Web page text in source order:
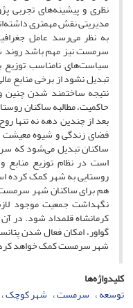
نظری و پیشینه‌های تجربی
مدیریتی نقش مهمتری
به نظر می‌رسد عامل
سرمست نیز مهم باشد روند
سیاست‌های نامناسب
تبدیل نشود از برخی منابع
نتیجه ساختمند شدن چنین
حاکمیت، مطالبه ساکنان
بعد از چندین دهه نه تنها
فضای زندگی و شیوه معیشت
ساکنان تبدیل می‌شود که
است در نظام توزیع منابع
روستایی به شهر کمک
هم برای ساکنان شهر
نگهداشت جمعیت موجود
کرمانشاه قلمداد شود. در
گواور، امکان فعال شدن
شهر سرمست کمک خواهد
کلیدواژه‌ها
توسعه سرمست شهر کوچک